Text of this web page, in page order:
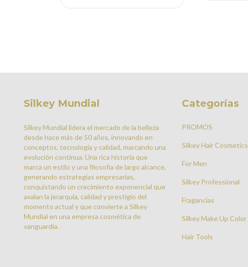
Silkey Mundial
Silkey Mundial lidera el mercado de la belleza
desde hace más de 50 años, innovando en
conceptos, tecnología y calidad, marcando una
evolución continua. Una rica historia que
marca un estilo y una filosofía de largo alcance,
generando estrategias empresarias,
conquistando un crecimiento exponencial que
avalan la jerarquía, calidad y prestigio del
momento actual y que convierte a Silkey
Mundial en una empresa cosmética de
vanguardia.
Categorías
PROMOS
Silkey Hair Cosmetics
For Men
Silkey Professional
Fragancias
Silkey Make Up Color
Hair Tools